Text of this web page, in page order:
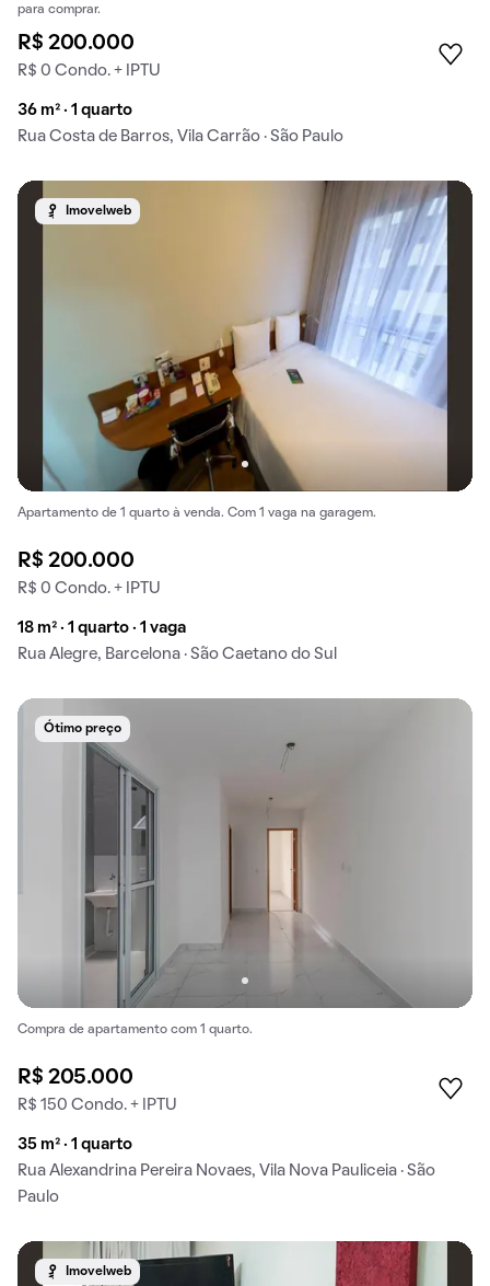
para comprar.
R$ 200.000
R$ 0 Condo. + IPTU
36 m² · 1 quarto
Rua Costa de Barros, Vila Carrão · São Paulo
Imovelweb
Apartamento de 1 quarto à venda. Com 1 vaga na garagem.
R$ 200.000
R$ 0 Condo. + IPTU
18 m² · 1 quarto · 1 vaga
Rua Alegre, Barcelona · São Caetano do Sul
Ótimo preço
Compra de apartamento com 1 quarto.
R$ 205.000
R$ 150 Condo. + IPTU
35 m² · 1 quarto
Rua Alexandrina Pereira Novaes, Vila Nova Pauliceia · São
Paulo
Imovelweb